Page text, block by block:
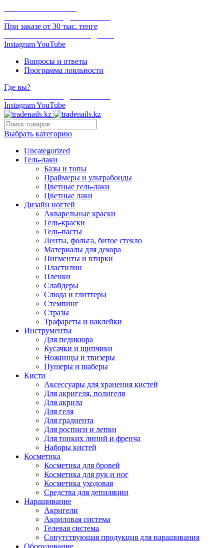
При заказе от 30 тыс. тенге
InstagramYouTube
Вопросы и ответы
Программа лояльности
Где вы?
InstagramYouTube
Выбрать категорию
Uncategorized
Гель-лаки
Базы и топы
Праймеры и ультрабонды
Цветные гель-лаки
Цветные лаки
Дизайн ногтей
Акварельные краски
Гель-краски
Гель-пасты
Ленты, фольга, битое стекло
Материалы для декора
Пигменты и втирки
Пластилин
Пленки
Слайдеры
Слюда и глиттеры
Стемпинг
Стразы
Трафареты и наклейки
Инструменты
Для педикюра
Кусачки и щипчики
Ножницы и твизеры
Пушеры и шаберы
Кисти
Аксессуары для хранения кистей
Для акригеля, полигеля
Для акрила
Для геля
Для градиента
Для росписи и лепки
Для тонких линий и френча
Наборы кистей
Косметика
Косметика для бровей
Косметика для рук и ног
Косметика уходовая
Средства для депиляции
Наращивание
Акригели
Акриловая система
Гелевая система
Сопутствующая продукция для наращивания
Оборудование